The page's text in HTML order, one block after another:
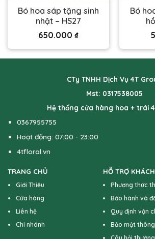
Bó hoa sáp tặng sinh
nhật – HS27
650.000 ₫
Bó
CTy TNHH Dịch Vụ 4T
Mst: 0317538005
Hệ thống cửa hàng hoa + trái
0367955755
Hoạt động: 07:00 - 23:00
4tfloral.vn
TRANG CHỦ
Giới Thiệu
Cửa hàng
Liên hệ
Chi nhánh
HỖ TRỢ
Phương thức
Bảo hành và
Quy định vận
Bảo mật